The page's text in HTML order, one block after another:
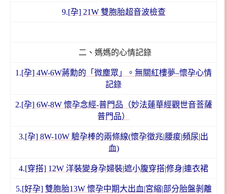
9.[孕] 21W 雙胞胎超音波檢查
二、媽媽的心情記錄
1.[孕] 4W-6W蔣勳的「微塵眾」。無關紅樓夢–懷孕心情
記錄
2.[孕] 6W-8W 懷孕念經-普門品（妙法蓮華經觀世音菩薩
普門品）
3.[孕] 8W-10W 驗孕棒的兩條線(懷孕徵兆|腰痠|頻尿|出
血)
4.[穿搭] 12W 洋裝變身孕婦裝|遮小腹穿搭|修身|連衣裙
5.[好孕] 雙胞胎13W 懷孕中期大出血|宮縮|部分胎盤剝離